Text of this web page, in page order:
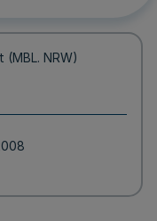
NRW)